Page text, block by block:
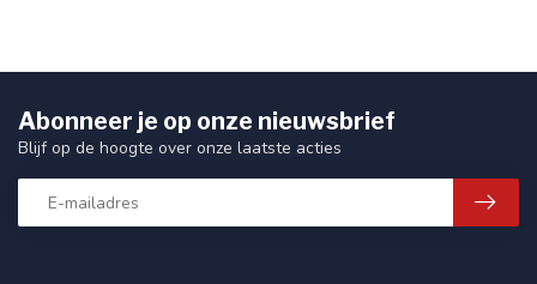
Abonneer je op onze nieuwsbrief
Blijf op de hoogte over onze laatste acties